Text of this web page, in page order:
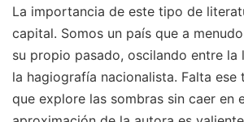
La importancia de este tipo de
capital. Somos un país que a
su propio pasado, oscilando entre la
la hagiografía nacionalista. Falta ese
que explore las sombras sin caer en